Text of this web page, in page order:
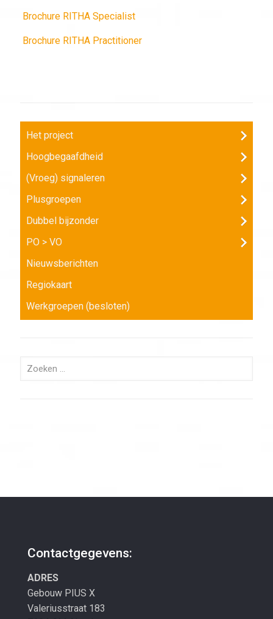
Brochure RITHA Specialist
Brochure RITHA Practitioner
Het project
Hoogbegaafdheid
(Vroeg) signaleren
Plusgroepen
Dubbel bijzonder
PO > VO
Nieuwsberichten
Regiokaart
Werkgroepen (besloten)
Contactgegevens:
ADRES
Gebouw PIUS X
Valeriusstraat 183